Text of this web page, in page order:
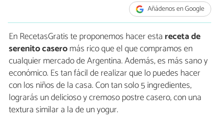
Añádenos en Google
En RecetasGratis te proponemos hacer esta receta de
serenito caseromás rico que el que compramos en
cualquier mercado de Argentina. Además, es más sano y
económico. Es tan fácil de realizar que lo puedes hacer
con los niños de la casa. Con tan solo 5 ingredientes,
lograrás un delicioso y cremoso postre casero, con una
textura similar a la de un yogur.